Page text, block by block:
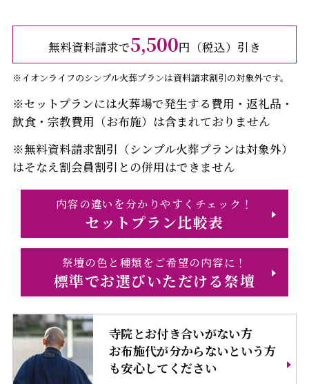
無料資料請求で5,500円（税込）引き
※イオンライフのシンプル火葬プランは資料請求割引の対象外です。
※セットプランには火葬場で発生する費用・返礼品・
飲食・宗教費用（お布施）は含まれておりません
※無料資料請求割引（シンプル火葬プランは対象外）
はそなえ割会員割引との併用はできません
内容の違いを分かりやすくチェック！
セットプラン比較表
祭壇の色と種類をご希望の内容に！
標準でお選びいただける祭壇
寺院とお付き合いがない方
お布施代が分からないという方
も安心してください